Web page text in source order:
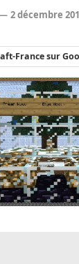
2 décembre
France sur